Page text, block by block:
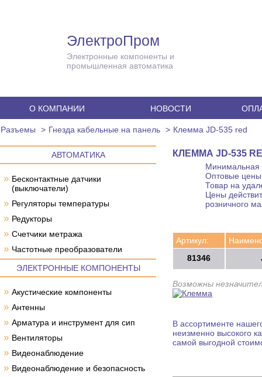
ЭлектроПром
Электронные компоненты и
промышленная автоматика
О КОМПАНИИ НОВОСТИ
Разъемы Гнезда кабельные на панель Клемма JD-535 red
АВТОМАТИКА
» Бесконтактные датчики
(выключатели)
» Регуляторы температуры
» Редукторы
» Счетчики метража
» Частотные преобразователи
ЭЛЕКТРОННЫЕ КОМПОНЕНТЫ
» Акустические компоненты
» Антенны
» Арматура и инструмент для сип
» Вентиляторы
» Видеонаблюдение
» Видеонаблюдение и безопасность
КЛЕММА JD-535
Минимальная
Оптовые цены
Товар на
Цены
розничного
Артикул:
81346
Возможны
В ассортименте
неизменно высокого
самой выгодной